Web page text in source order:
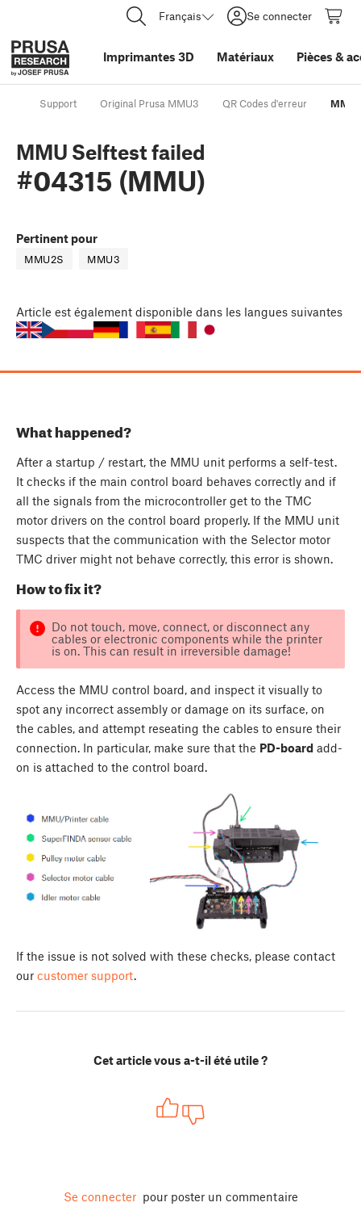
Français Se connecter
Imprimantes 3D Matériaux Pièces &
Support Original Prusa MMU3 QR Codes d'erreur MMU
MMU Selftest failed
#04315 (MMU)
Pertinent pour
MMU2S MMU3
Article est également disponible dans les langues suivantes
What happened?
After a startup / restart, the MMU unit performs a self-test.
It checks if the main control board behaves correctly and if
all the signals from the microcontroller get to the TMC
motor drivers on the control board properly. If the MMU unit
suspects that the communication with the Selector motor
TMC driver might not behave correctly, this error is shown.
How to fix it?
Do not touch, move, connect, or disconnect any
cables or electronic components while the printer
is on. This can result in irreversible damage!
Access the MMU control board, and inspect it visually to
spot any incorrect assembly or damage on its surface, on
the cables, and attempt reseating the cables to ensure their
connection. In particular, make sure that the PD-board add-
on is attached to the control board.
If the issue is not solved with these checks, please contact
our customer support.
Cet article vous a-t-il été utile ?
Se connecter pour poster un commentaire